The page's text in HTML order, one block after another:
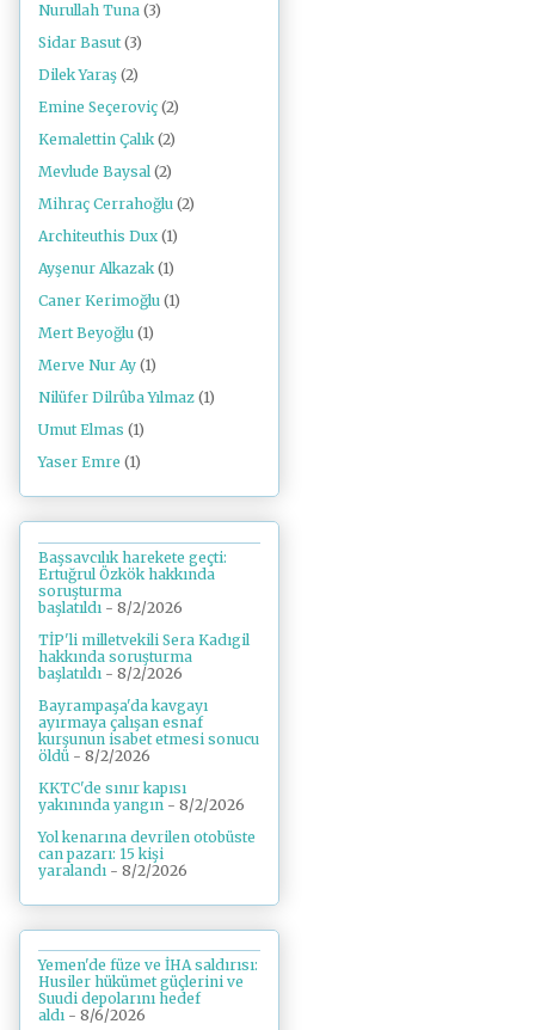
Nurullah Tuna (3)
Sidar Basut (3)
Dilek Yaraş (2)
Emine Seçeroviç (2)
Kemalettin Çalık (2)
Mevlude Baysal (2)
Mihraç Cerrahoğlu (2)
Architeuthis Dux (1)
Ayşenur Alkazak (1)
Caner Kerimoğlu (1)
Mert Beyoğlu (1)
Merve Nur Ay (1)
Nilüfer Dilrûba Yılmaz (1)
Umut Elmas (1)
Yaser Emre (1)
Başsavcılık harekete geçti:
Ertuğrul Özkök hakkında
soruşturma
başlatıldı - 8/2/2026
TİP'li milletvekili Sera Kadıgil
hakkında soruşturma
başlatıldı - 8/2/2026
Bayrampaşa'da kavgayı
ayırmaya çalışan esnaf
kurşunun isabet etmesi sonucu
öldü - 8/2/2026
KKTC'de sınır kapısı
yakınında yangın - 8/2/2026
Yol kenarına devrilen otobüste
can pazarı: 15 kişi
yaralandı - 8/2/2026
Yemen'de füze ve İHA saldırısı:
Husiler hükümet güçlerini ve
Suudi depolarını hedef
aldı - 8/6/2026